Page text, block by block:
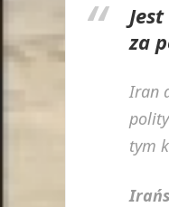
za
Iran
tym